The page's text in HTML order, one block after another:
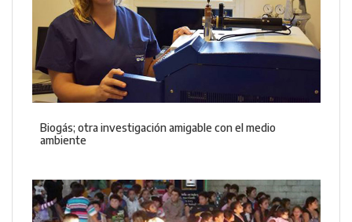
Biogás; otra investigación amigable con el medio
ambiente